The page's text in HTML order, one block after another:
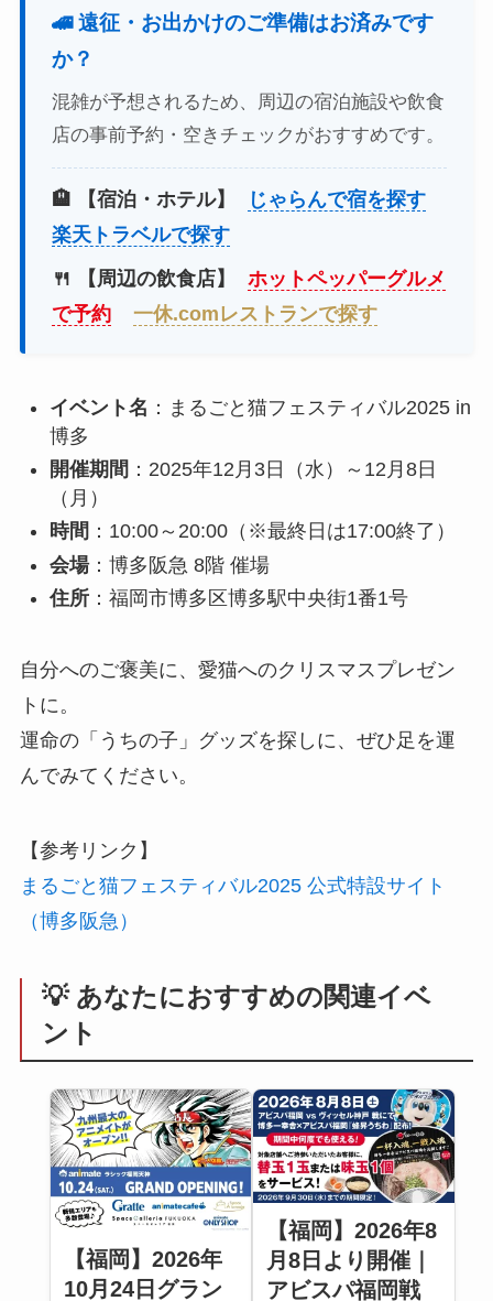
🚄 遠征・お出かけのご準備はお済みです
か？
混雑が予想されるため、周辺の宿泊施設や飲食
店の事前予約・空きチェックがおすすめです。
🏨 【宿泊・ホテル】
じゃらんで宿を探す
楽天トラベルで探す
🍴 【周辺の飲食店】
ホットペッパーグルメ
で予約
一休.comレストランで探す
イベント名 ：まるごと猫フェスティバル2025 in
博多
開催期間 ：2025年12月3日（水）～12月8日
（月）
時間 ：10:00～20:00（※最終日は17:00終了）
会場：博多阪急 8階 催場
住所：福岡市博多区博多駅中央街1番1号
自分へのご褒美に、愛猫へのクリスマスプレゼン
トに。
運命の「うちの子」グッズを探しに、ぜひ足を運
んでみてください。
【参考リンク】
まるごと猫フェスティバル2025 公式特設サイト
（博多阪急）
💡 あなたにおすすめの関連イベ
ント
【福岡】2026年
10月24日グラン
【福岡】2026年8
月8日より開催｜
アビスパ福岡戦